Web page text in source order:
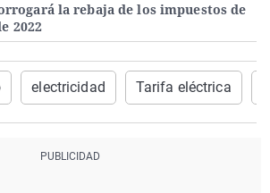
la rebaja de los impuestos de
2022
electricidad Tarifa eléctrica